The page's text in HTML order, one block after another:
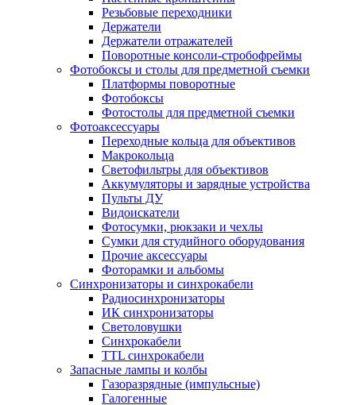
Резьбовые переходники
Держатели
Держатели отражателей
Поворотные консоли-стробофреймы
Фотобоксы и столы для предметной съемки
Платформы поворотные
Фотобоксы
Фотостолы для предметной съемки
Фотоаксессуары
Переходные кольца для объективов
Макрокольца
Светофильтры для объективов
Аккумуляторы и зарядные устройства
Пульты ДУ
Видоискатели
Фотосумки, рюкзаки и чехлы
Сумки для студийного оборудования
Прочие аксессуары
Фоторамки и альбомы
Синхронизаторы и синхрокабели
Радиосинхронизаторы
ИК синхронизаторы
Светоловушки
Синхрокабели
TTL синхрокабели
Запасные лампы и колбы
Газоразрядные (импульсные)
Галогенные